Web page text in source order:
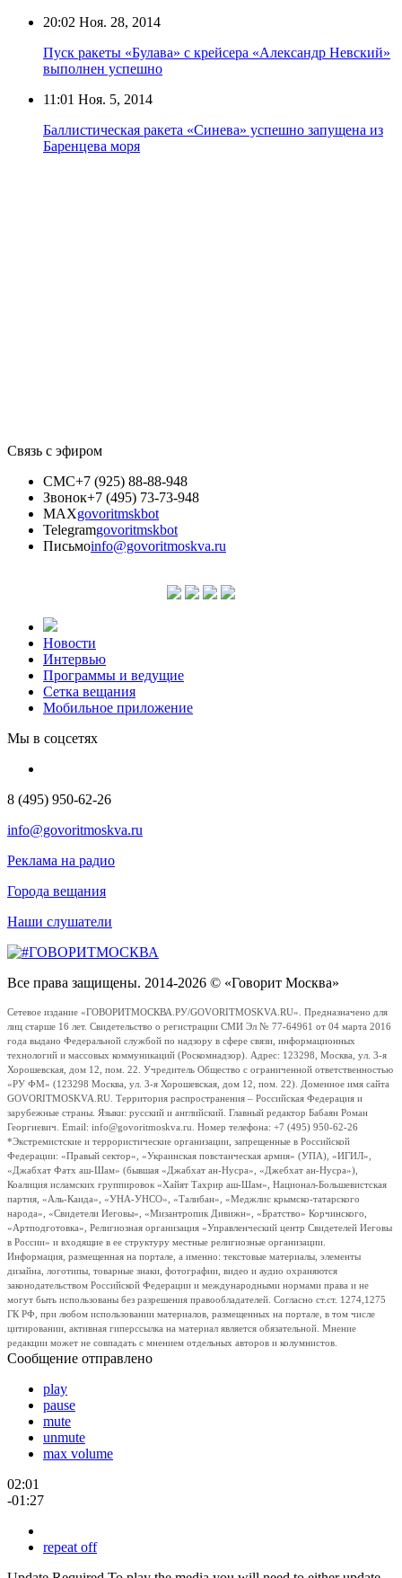
20:02 Ноя. 28, 2014
Пуск ракеты «Булава» с крейсера «Александр Невский»
выполнен успешно
11:01 Ноя. 5, 2014
Баллистическая ракета «Синева» успешно запущена из
Баренцева моря
Связь с эфиром
СМС+7 (925) 88-88-948
Звонок+7 (495) 73-73-948
MAXgovoritmskbot
Telegramgovoritmskbot
Письмоinfo@govoritmoskva.ru
Новости
Интервью
Программы и ведущие
Сетка вещания
Мобильное приложение
Мы в соцсетях
8 (495) 950-62-26
info@govoritmoskva.ru
Реклама на радио
Города вещания
Наши слушатели
Все права защищены. 2014-2026 © «Говорит Москва»
Сетевое издание «ГОВОРИТМОСКВА.РУ/GOVORITMOSKVA.RU». Предназначено для
лиц старше 16 лет. Свидетельство о регистрации СМИ Эл № 77-64961 от 04 марта 2016
года выдано Федеральной службой по надзору в сфере связи, информационных
технологий и массовых коммуникаций (Роскомнадзор). Адрес: 123298, Москва, ул. 3-я
Хорошевская, дом 12, пом. 22. Учредитель Общество с ограниченной ответственностью
«РУ ФМ» (123298 Москва, ул. 3-я Хорошевская, дом 12, пом. 22). Доменное имя сайта
GOVORITMOSKVA.RU. Территория распространения – Российская Федерация и
зарубежные страны. Языки: русский и английский. Главный редактор Бабаян Роман
Георгиевич. Email: info@govoritmoskva.ru. Номер телефона: +7 (495) 950-62-26
*Экстремистские и террористические организации, запрещенные в Российской
Федерации: «Правый сектор», «Украинская повстанческая армия» (УПА), «ИГИЛ»,
«Джабхат Фатх аш-Шам» (бывшая «Джабхат ан-Нусра», «Джебхат ан-Нусра»),
Коалиция исламских группировок «Хайят Тахрир аш-Шам», Национал-Большевистская
партия, «Аль-Каида», «УНА-УНСО», «Талибан», «Меджлис крымско-татарского
народа», «Свидетели Иеговы», «Мизантропик Дивижн», «Братство» Корчинского,
«Артподготовка», Религиозная организация «Управленческий центр Свидетелей Иеговы
в России» и входящие в ее структуру местные религиозные организации.
Информация, размещенная на портале, а именно: текстовые материалы, элементы
дизайна, логотипы, товарные знаки, фотографии, видео и аудио охраняются
законодательством Российской Федерации и международными нормами права и не
могут быть использованы без разрешения правообладателей. Согласно ст.ст. 1274,1275
ГК РФ, при любом использовании материалов, размещенных на портале, в том числе
цитировании, активная гиперссылка на материал является обязательной. Мнение
редакции может не совпадать с мнением отдельных авторов и колумнистов.
Сообщение отправлено
play
pause
mute
unmute
max volume
02:01
-01:27
repeat off